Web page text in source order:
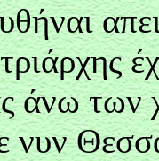
άνω των